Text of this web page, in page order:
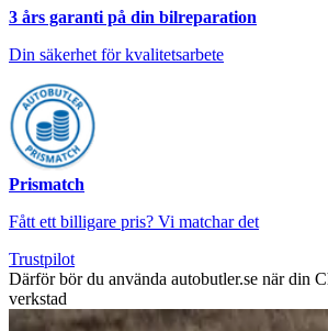
3 års garanti på din bilreparation
Din säkerhet för kvalitetsarbete
Prismatch
Fått ett billigare pris? Vi matchar det
Trustpilot
Därför bör du använda autobutler.se när din
verkstad